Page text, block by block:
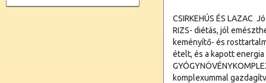
CSIRKEHÚS ÉS LAZAC
RIZS- diétás, jól
keményítő- és
ételt, és a kapott
komplexummal